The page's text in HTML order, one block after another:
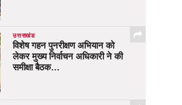
उत्तराखंड
विशेष गहन पुनरीक्षण अभियान को
लेकर मुख्य निर्वाचन अधिकारी ने की
समीक्षा बैठक…